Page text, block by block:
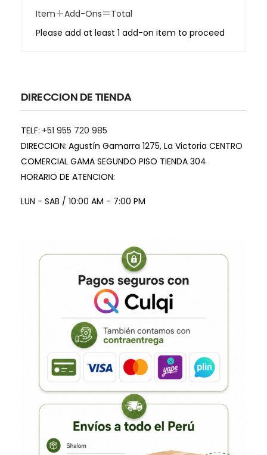
Item+Add-Ons=Total
Please add at least 1 add-on item to proceed
DIRECCION DE TIENDA
TELF: +51 955 720 985
DIRECCION: Agustín Gamarra 1275, La Victoria CENTRO
COMERCIAL GAMA SEGUNDO PISO TIENDA 304
HORARIO DE ATENCION:
LUN - SAB / 10:00 AM - 7:00 PM